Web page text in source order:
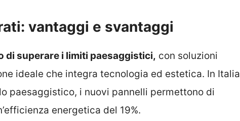
vantaggi e svantaggi
di superare i limiti paesaggistici, con soluzioni
ideale che integra tecnologia ed estetica. In Italia
paesaggistico, i nuovi pannelli permettono di
energetica del 19%.